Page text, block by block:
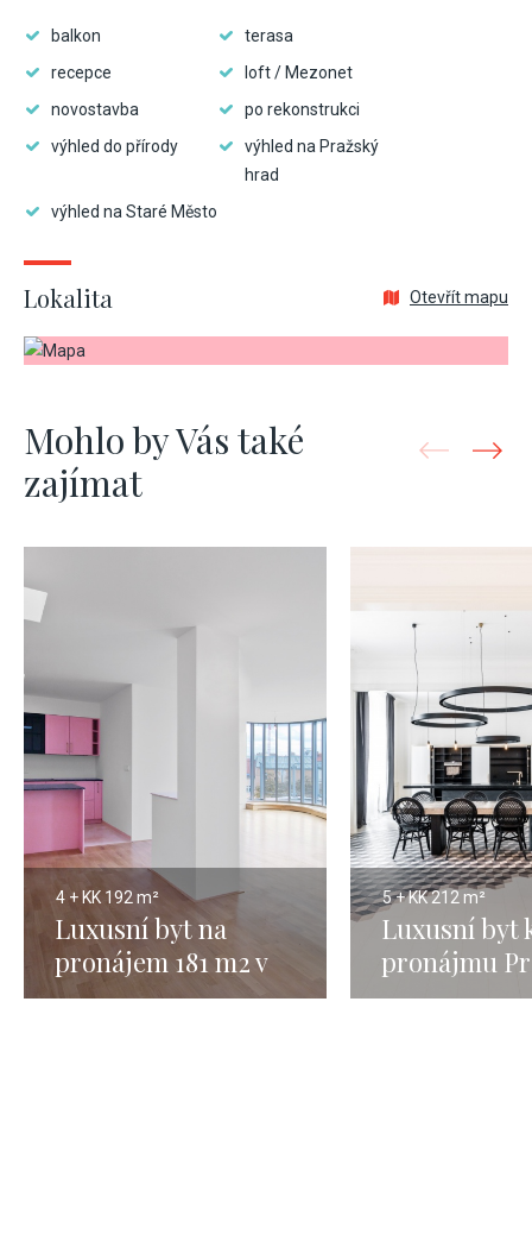
balkon
terasa
recepce
loft / Mezonet
novostavba
po rekonstrukci
výhled do přírody
výhled na Pražský
hrad
výhled na Staré Město
Lokalita Otevřít mapu
Mohlo by Vás také
zajímat
4 + KK 192 m²
Luxusní byt na
pronájem 181 m2 v
Karlíně - Praha 8
5 + KK212 m²
Luxusní byt
pronájmu
212m